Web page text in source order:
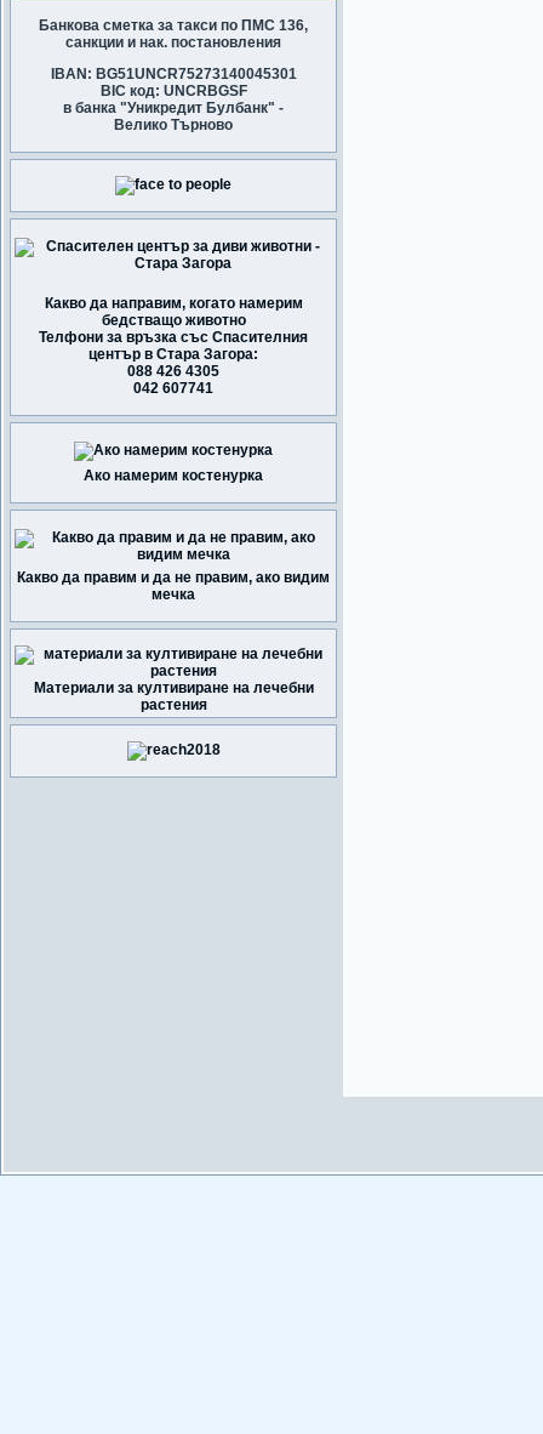
Банкова сметка за такси по ПМС 136,
санкции и нак. постановления
IBAN: BG51UNCR75273140045301
BIC код: UNCRBGSF
в банка "Уникредит Булбанк" -
Велико Търново
Какво да направим, когато намерим
бедстващо животно
Телфони за връзка със Спасителния
център в Стара Загора:
088 426 4305
042 607741
Ако намерим костенурка
Какво да правим и да не правим, ако видим
мечка
Материали за култивиране на лечебни
растения